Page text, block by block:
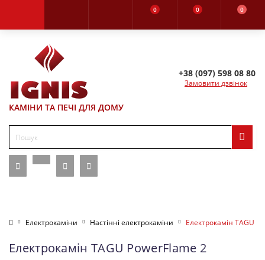
0 0 0
КАМІНИ ТА ПЕЧІ ДЛЯ ДОМУ
+38 (097) 598 08 80
Замовити дзвінок
Електрокаміни Настінні електрокаміни Електрокамін TAGU
Електрокамін TAGU PowerFlame 2